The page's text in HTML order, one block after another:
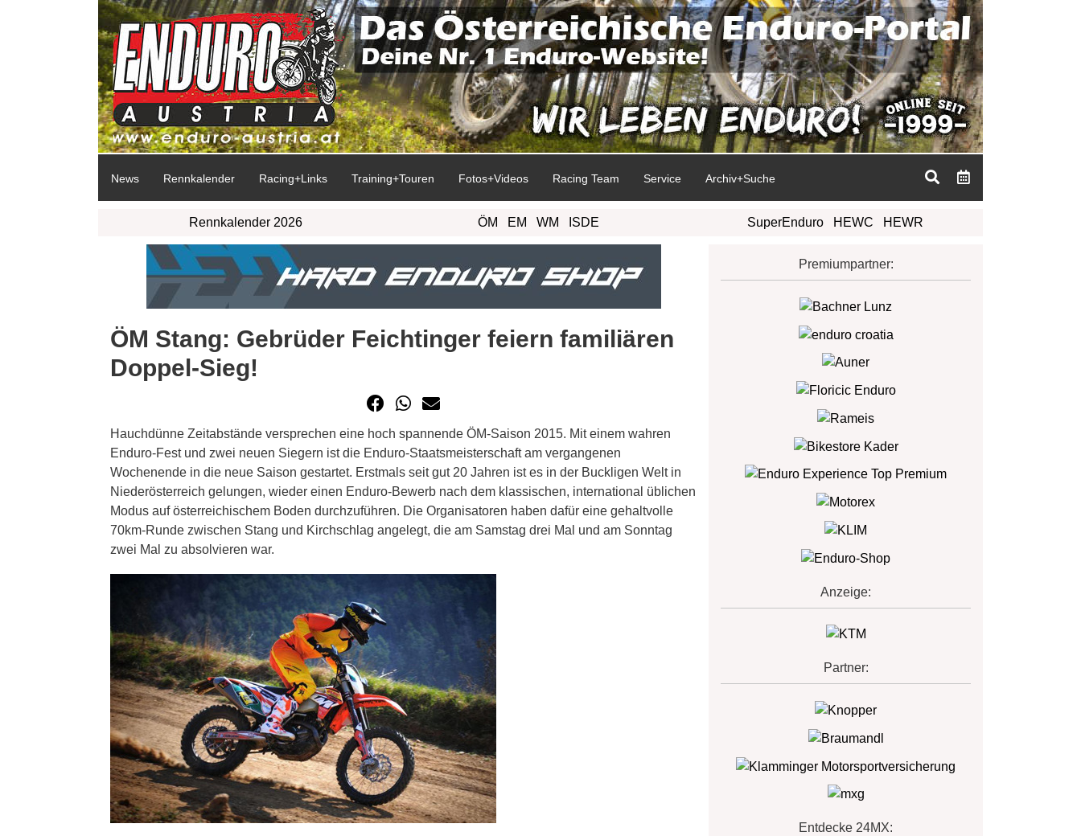
News Rennkalender Racing+Links Training+Touren Fotos+Videos Racing Team Service Archiv+Suche
Rennkalender 2026 ÖM EM WM ISDE SuperEnduro HEWC HEWR
ÖM Stang: Gebrüder Feichtinger feiern familiären
Doppel-Sieg!
Hauchdünne Zeitabstände versprechen eine hoch spannende ÖM-Saison 2015. Mit einem wahren
Enduro-Fest und zwei neuen Siegern ist die Enduro-Staatsmeisterschaft am vergangenen
Wochenende in die neue Saison gestartet. Erstmals seit gut 20 Jahren ist es in der Buckligen Welt in
Niederösterreich gelungen, wieder einen Enduro-Bewerb nach dem klassischen, international üblichen
Modus auf österreichischem Boden durchzuführen. Die Organisatoren haben dafür eine gehaltvolle
70km-Runde zwischen Stang und Kirchschlag angelegt, die am Samstag drei Mal und am Sonntag
zwei Mal zu absolvieren war.
Premiumpartner:
Anzeige:
Partner:
Entdecke 24MX: